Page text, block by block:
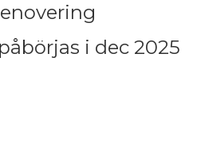
påbörjas i dec 2025